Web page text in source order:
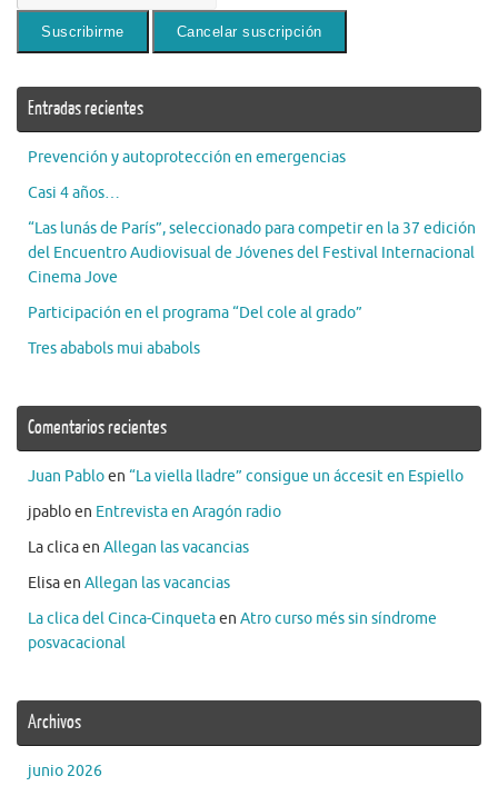
Entradas recientes
Prevención y autoprotección en emergencias
Casi 4 años…
“Las lunás de París”, seleccionado para competir en la 37 edición
del Encuentro Audiovisual de Jóvenes del Festival Internacional
Cinema Jove
Participación en el programa “Del cole al grado”
Tres ababols mui ababols
Comentarios recientes
Juan Pabloen “La viella lladre” consigue un áccesit en Espiello
jpabloen Entrevista en Aragón radio
La clicaen Allegan las vacancias
Elisaen Allegan las vacancias
La clica del Cinca-Cinquetaen Atro curso més sin síndrome
posvacacional
Archivos
junio 2026